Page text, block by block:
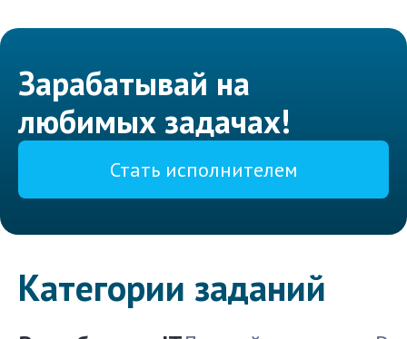
Зарабатывай на
любимых задачах!
Стать исполнителем
Категории заданий